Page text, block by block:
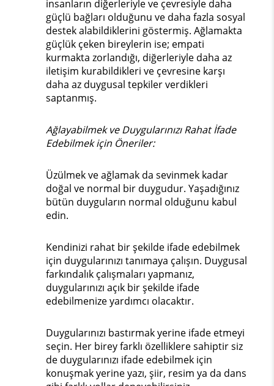
insanların diğerleriyle ve çevresiyle daha
güçlü bağları olduğunu ve daha fazla sosyal
destek alabildiklerini göstermiş. Ağlamakta
güçlük çeken bireylerin ise; empati
kurmakta zorlandığı, diğerleriyle daha az
iletişim kurabildikleri ve çevresine karşı
daha az duygusal tepkiler verdikleri
saptanmış.
Ağlayabilmek ve Duygularınızı Rahat İfade
Edebilmek için Öneriler:
Üzülmek ve ağlamak da sevinmek kadar
doğal ve normal bir duygudur. Yaşadığınız
bütün duyguların normal olduğunu kabul
edin.
Kendinizi rahat bir şekilde ifade edebilmek
için duygularınızı tanımaya çalışın. Duygusal
farkındalık çalışmaları yapmanız,
duygularınızı açık bir şekilde ifade
edebilmenize yardımcı olacaktır.
Duygularınızı bastırmak yerine ifade etmeyi
seçin. Her birey farklı özelliklere sahiptir siz
de duygularınızı ifade edebilmek için
konuşmak yerine yazı, şiir, resim ya da dans